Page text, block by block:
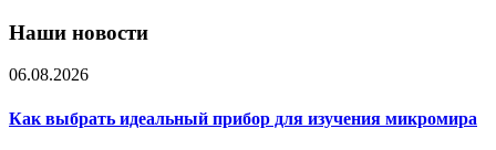
Наши новости
06.08.2026
Как выбрать идеальный прибор для изучения микромира